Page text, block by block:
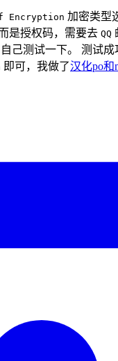
Encryption 加密类型
是授权码，需要去 QQ
己测试一下。 测试成
即可，我做了汉化po和